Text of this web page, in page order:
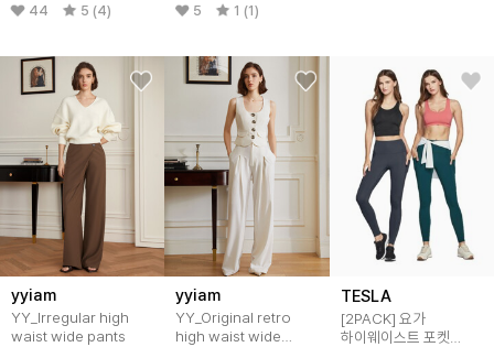
44 5 (4) 5 1 (1)
yyiam
YY_Irregular high
waist wide pants
yyiam
YY_Original retro
high waist wide
TESLA
[2PACK] 요가
하이웨이스트 포켓